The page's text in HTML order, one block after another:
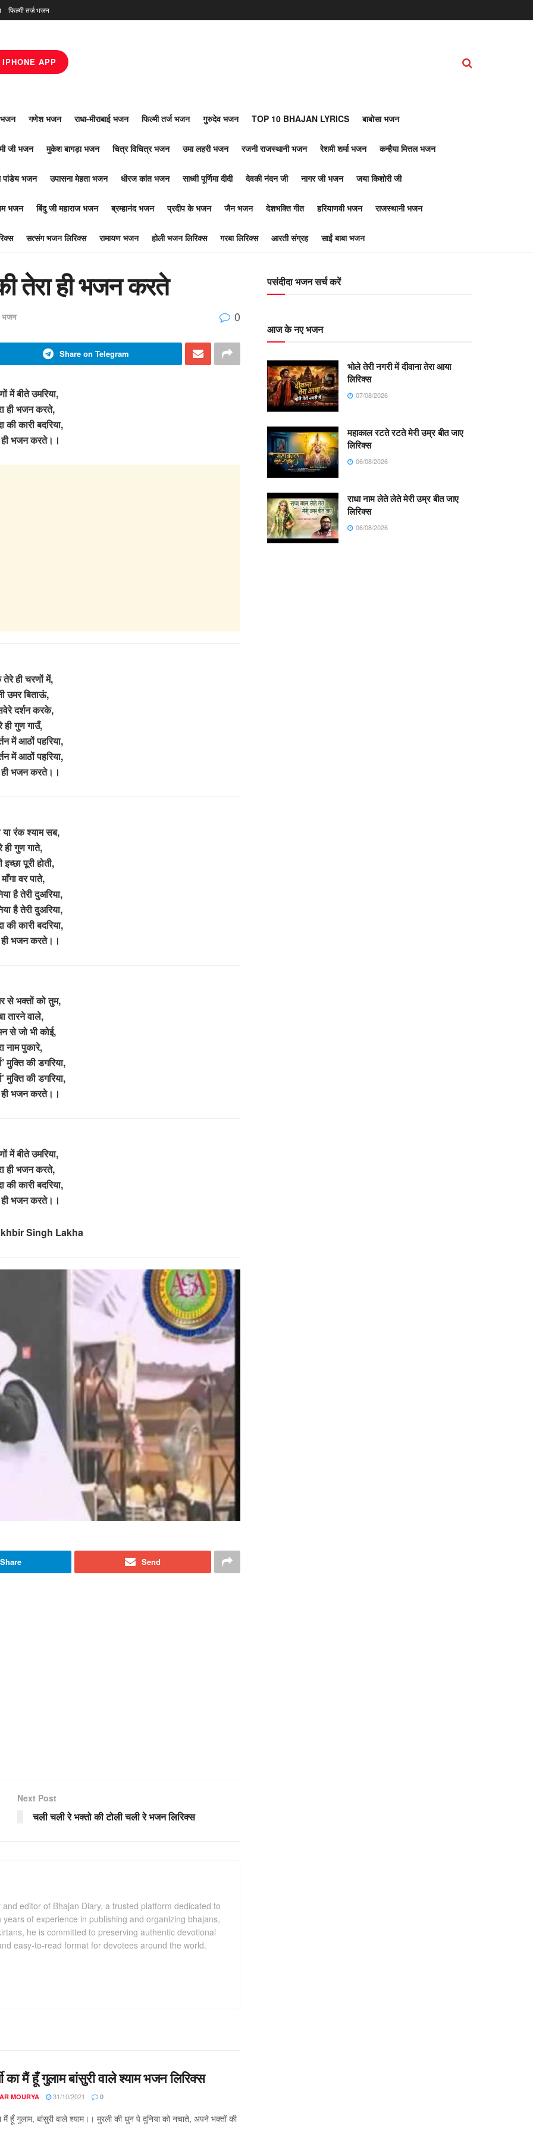
फिल्मी तर्ज भजन
IPHONE APP
भजन गणेश भजन राधा-मीराबाई भजन फिल्मी तर्ज भजन गुरुदेव भजन TOP 10 BHAJAN LYRICS बाबोसा भजन
जी भजन मुकेश बागड़ा भजन चित्र विचित्र भजन उमा लहरी भजन रजनी राजस्थानी भजन रेशमी शर्मा भजन कन्हैया मित्तल भजन
पांडेय भजन उपासना मेहता भजन धीरज कांत भजन साध्वी पूर्णिमा दीदी देवकी नंदन जी नागर जी भजन जया किशोरी जी
भजन बिंदु जी महाराज भजन ब्रम्हानंद भजन प्रदीप के भजन जैन भजन देशभक्ति गीत हरियाणवी भजन राजस्थानी भजन
सत्संग भजन लिरिक्स रामायण भजन होली भजन लिरिक्स गरबा लिरिक्स आरती संग्रह साईं बाबा भजन
तेरा ही भजन करते
भजन 0
Share on Telegram
में बीते उमरिया,
ही भजन करते,
की कारी बदरिया,
ही भजन करते।।
ही चरणों में,
उमर बिताऊं,
दर्शन करके,
ही गुण गाउँ,
में आठों पहरिया,
में आठों पहरिया,
ही भजन करते।।
या रंक श्याम सब,
ही गुण गाते,
पूरी होती,
वर पाते,
है तेरी दुअरिया,
है तेरी दुअरिया,
की कारी बदरिया,
ही भजन करते।।
से भक्तों को तुम,
तारने वाले,
से जो भी कोई,
नाम पुकारे,
मुक्ति की डगरिया,
मुक्ति की डगरिया,
ही भजन करते।।
में बीते उमरिया,
ही भजन करते,
की कारी बदरिया,
ही भजन करते।।
Singh Lakha
Share Send
Next Post
चली चली रे भक्तो की टोली चली रे भजन लिरिक्स
editor of Bhajan Diary, a trusted platform dedicated to
of experience in publishing and organizing bhajans,
he is committed to preserving authentic devotional
easy-to-read format for devotees around the world.
का मैं हूँ गुलाम बांसुरी वाले श्याम भजन लिरिक्स
MOURYA 31/10/2021 0
मैं हूँ गुलाम, बांसुरी वाले श्याम।। मुरली की धुन पे दुनिया को नचाते, अपने भक्तों की
पसंदीदा भजन सर्च करें
आज के नए भजन
भोले तेरी नगरी में दीवाना तेरा आया
लिरिक्स
07/08/2026
महाकाल रटते रटते मेरी उम्र बीत जाए
लिरिक्स
06/08/2026
राधा नाम लेते लेते मेरी उम्र बीत जाए
लिरिक्स
06/08/2026